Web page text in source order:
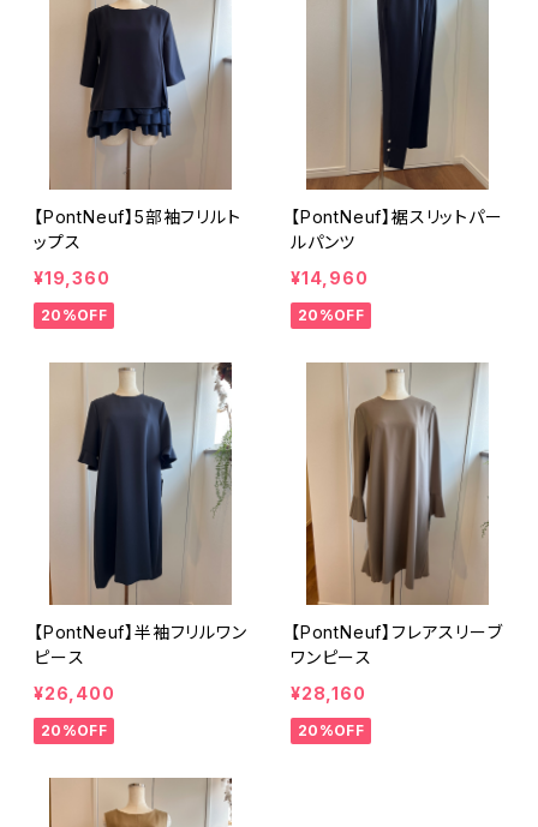
【PontNeuf】5部袖フリルト
ップス
¥19,360
20%OFF
【PontNeuf】裾スリットパー
ルパンツ
¥14,960
20%OFF
【PontNeuf】半袖フリルワン
ピース
¥26,400
20%OFF
【PontNeuf】フレアスリーブ
ワンピース
¥28,160
20%OFF